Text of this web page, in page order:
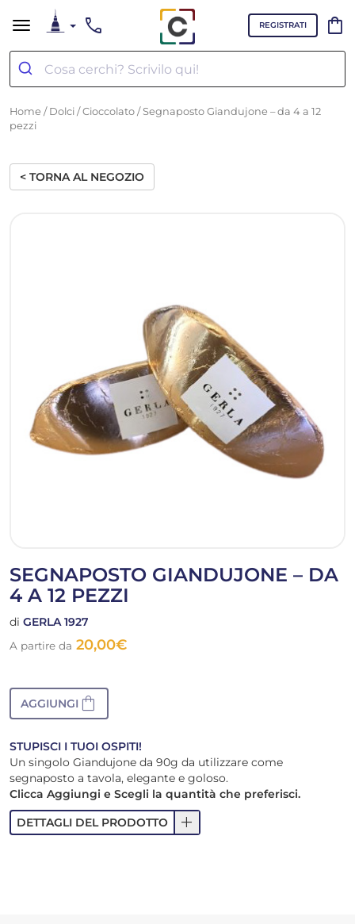
call REGISTRATI shopping_bag
Home / Dolci /Cioccolato / Segnaposto Giandujone – da 4 a 12
pezzi
< TORNA AL NEGOZIO
SEGNAPOSTO GIANDUJONE – DA
4 A 12 PEZZI
di GERLA 1927
A partire da 20,00€
AGGIUNGI shopping_bag
STUPISCI I TUOI OSPITI!
Un singolo Giandujone da 90g da utilizzare come
segnaposto a tavola, elegante e goloso.
Clicca Aggiungi e Scegli la quantità che preferisci.
DETTAGLI DEL PRODOTTO
add